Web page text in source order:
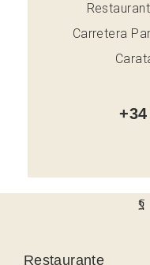
Carretera
Restaurante